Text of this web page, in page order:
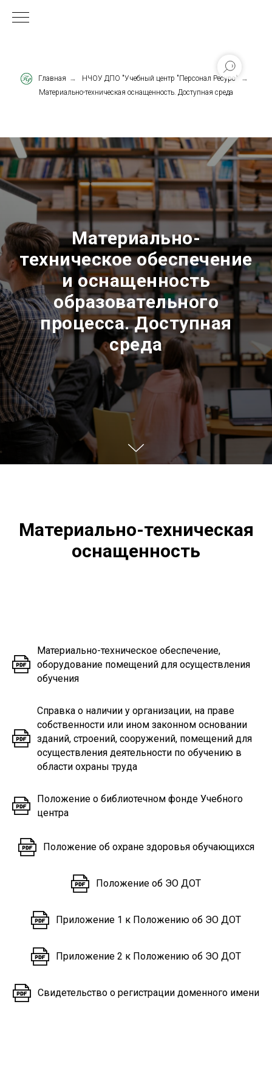
Главная → НЧОУ ДПО "Учебный центр "Персонал Ресурс" →
Материально-техническая оснащенность. Доступная среда
Материально-
техническое обеспечение
и оснащенность
образовательного
процесса. Доступная
среда
Материально-техническая
оснащенность
Материально-техническое обеспечение,
оборудование помещений для осуществления
обучения
Справка о наличии у организации, на праве
собственности или ином законном основании
зданий, строений, сооружений, помещений для
осуществления деятельности по обучению в
области охраны труда
Положение о библиотечном фонде Учебного
центра
Положение об охране здоровья обучающихся
Положение об ЭО ДОТ
Приложение 1 к Положению об ЭО ДОТ
Приложение 2 к Положению об ЭО ДОТ
Свидетельство о регистрации доменного имени